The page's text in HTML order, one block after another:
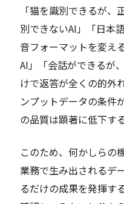
「猫を識別できるが
別できないAI」「日本
音フォーマットを変え
AI」「会話ができるが
けで返答が全くの的外
ンプットデータの条件
の品質は顕著に低下する
このため、何かしらの
業務で生み出されるデ
るだけの成果を発揮す